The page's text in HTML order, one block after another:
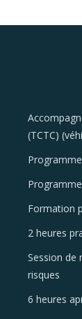
(TCTC)
Formation
2 heures
Session de
risques
6 heures